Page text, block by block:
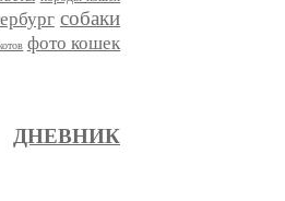
собаки
фото кошек
ДНЕВНИК